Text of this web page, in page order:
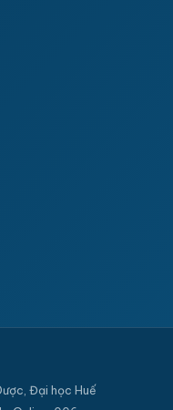
Đại học Huế